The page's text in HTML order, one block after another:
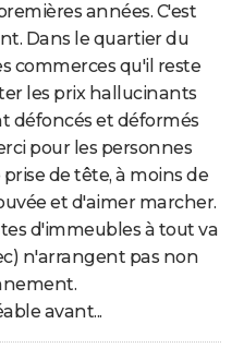
années. C'est
Dans le quartier du
commerces qu'il reste
les prix hallucinants
défoncés et déformés
pour les personnes
de tête, à moins de
et d'aimer marcher.
d'immeubles à tout va
n'arrangent pas non
avant...